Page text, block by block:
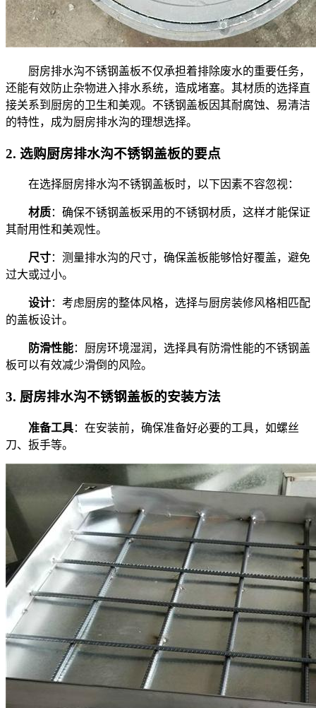
厨房排水沟不锈钢盖板不仅承担着排除废水的重要任务，
还能有效防止杂物进入排水系统，造成堵塞。其材质的选择直
接关系到厨房的卫生和美观。不锈钢盖板因其耐腐蚀、易清洁
的特性，成为厨房排水沟的理想选择。
2. 选购厨房排水沟不锈钢盖板的要点
在选择厨房排水沟不锈钢盖板时，以下因素不容忽视：
材质：确保不锈钢盖板采用的不锈钢材质，这样才能保证
其耐用性和美观性。
尺寸：测量排水沟的尺寸，确保盖板能够恰好覆盖，避免
过大或过小。
设计：考虑厨房的整体风格，选择与厨房装修风格相匹配
的盖板设计。
防滑性能：厨房环境湿润，选择具有防滑性能的不锈钢盖
板可以有效减少滑倒的风险。
3. 厨房排水沟不锈钢盖板的安装方法
准备工具：在安装前，确保准备好必要的工具，如螺丝
刀、扳手等。